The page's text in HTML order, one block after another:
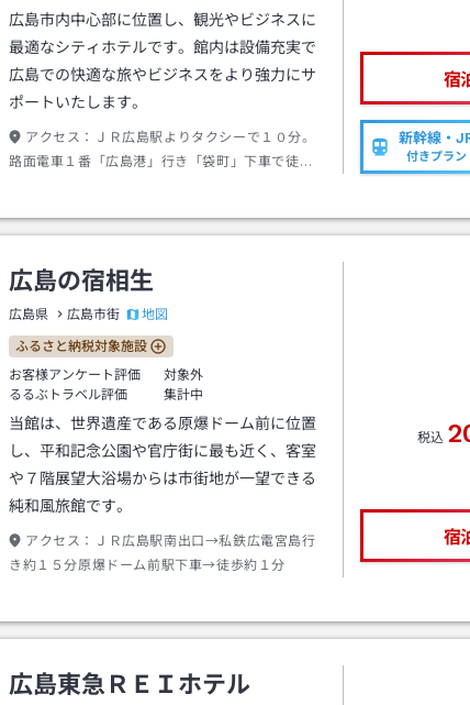
広島市内中心部に位置し、観光やビジネスに
最適なシティホテルです。館内は設備充実で
広島での快適な旅やビジネスをより強力にサ
ポートいたします。
アクセス：
ＪＲ広島駅よりタクシーで１０分。
路面電車１番「広島港」行き「袋町」下車で徒歩
動車道広島ＩＣより約２０分／平和記念公園へは
宿
新幹線・
付きプラン
広島の宿相生
広島県 広島市街 地図
ふるさと納税対象施設
お客様アンケート評価
対象外
るるぶトラベル評価
集計中
当館は、世界遺産である原爆ドーム前に位置
し、平和記念公園や官庁街に最も近く、客室
や７階展望大浴場からは市街地が一望できる
純和風旅館です。
アクセス：
ＪＲ広島駅南出口→私鉄広電宮島行
き約１５分原爆ドーム前駅下車→徒歩約１分
税込
宿
広島東急ＲＥＩホテル